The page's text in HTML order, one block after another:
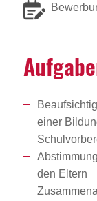
einer
den Eltern